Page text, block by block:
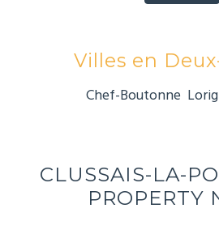
Villes en
Chef-Boutonne
CLUSSAIS-LA-
PROPERTY